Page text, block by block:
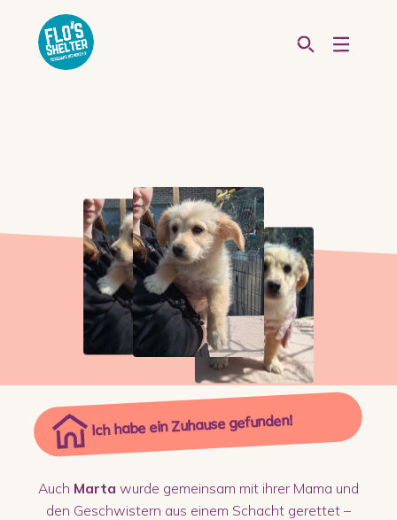
Ich habe ein Zuhause gefunden!
Auch Marta wurde gemeinsam mit ihrer Mama und
den Geschwistern aus einem Schacht gerettet –